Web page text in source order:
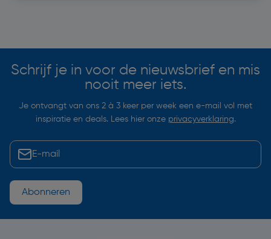
Schrijf je in voor de nieuwsbrief en mis
nooit meer iets.
Je ontvangt van ons 2 à 3 keer per week een e-mail vol met
inspiratie en deals. Lees hier onze privacyverklaring.
Abonneren